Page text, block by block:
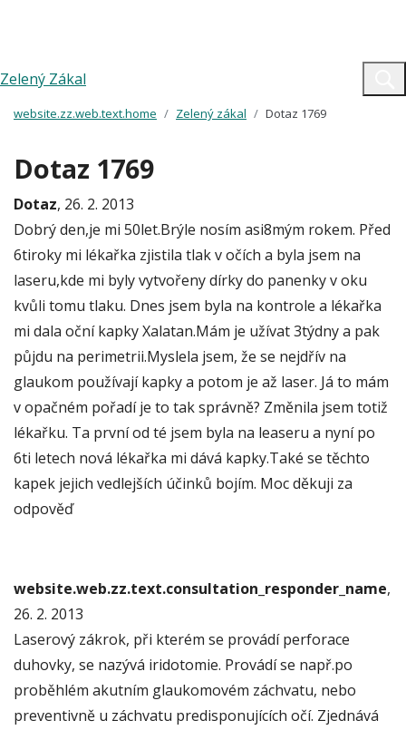
Zelený Zákal
website.zz.web.text.home Zelený zákal Dotaz 1769
Dotaz 1769
Dotaz, 26. 2. 2013
Dobrý den,je mi 50let.Brýle nosím asi8mým rokem. Před
6tiroky mi lékařka zjistila tlak v očích a byla jsem na
laseru,kde mi byly vytvořeny dírky do panenky v oku
kvůli tomu tlaku. Dnes jsem byla na kontrole a lékařka
mi dala oční kapky Xalatan.Mám je užívat 3týdny a pak
půjdu na perimetrii.Myslela jsem, že se nejdřív na
glaukom používají kapky a potom je až laser. Já to mám
v opačném pořadí je to tak správně? Změnila jsem totiž
lékařku. Ta první od té jsem byla na leaseru a nyní po
6ti letech nová lékařka mi dává kapky.Také se těchto
kapek jejich vedlejších účinků bojím. Moc děkuji za
odpověď
website.web.zz.text.consultation_responder_name,
26. 2. 2013
Laserový zákrok, při kterém se provádí perforace
duhovky, se nazývá iridotomie. Provádí se např.po
proběhlém akutním glaukomovém záchvatu, nebo
preventivně u záchvatu predisponujících očí. Zjednává